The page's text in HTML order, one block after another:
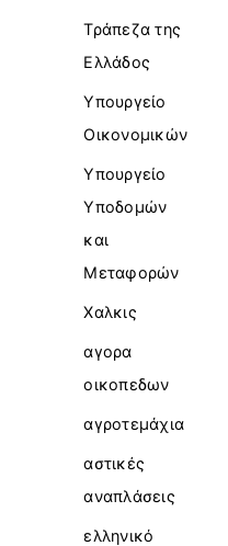
Τράπεζα της
Ελλάδος
Υπουργείο
Οικονομικών
Υπουργείο
Υποδομών
και
Μεταφορών
Χαλκις
αγορα
οικοπεδων
αγροτεμάχια
αστικές
αναπλάσεις
ελληνικό